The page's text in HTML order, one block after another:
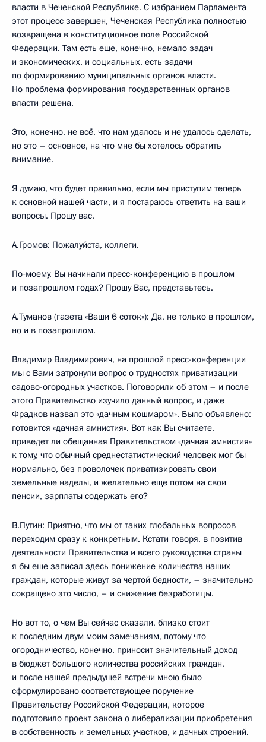
власти в Чеченской Республике. С избранием Парламента
этот процесс завершен, Чеченская Республика полностью
возвращена в конституционное поле Российской
Федерации. Там есть еще, конечно, немало задач
и экономических, и социальных, есть задачи
по формированию муниципальных органов власти.
Но проблема формирования государственных органов
власти решена.
Это, конечно, не всё, что нам удалось и не удалось сделать,
но это – основное, на что мне бы хотелось обратить
внимание.
Я думаю, что будет правильно, если мы приступим теперь
к основной нашей части, и я постараюсь ответить на ваши
вопросы. Прошу вас.
A.Громов: Пожалуйста, коллеги.
По‑моему, Вы начинали пресс-конференцию в прошлом
и позапрошлом годах? Прошу Вас, представьтесь.
А.Туманов (газета «Ваши 6 соток»): Да, не только в прошлом,
но и в позапрошлом.
Владимир Владимирович, на прошлой пресс-конференции
мы с Вами затронули вопрос о трудностях приватизации
садово-огородных участков. Поговорили об этом – и после
этого Правительство изучило данный вопрос, и даже
Фрадков назвал это «дачным кошмаром». Было объявлено:
готовится «дачная амнистия». Вот как Вы считаете,
приведет ли обещанная Правительством «дачная амнистия»
к тому, что обычный среднестатистический человек мог бы
нормально, без проволочек приватизировать свои
земельные наделы, и желательно еще потом на свои
пенсии, зарплаты содержать его?
В.Путин: Приятно, что мы от таких глобальных вопросов
переходим сразу к конкретным. Кстати говоря, в позитив
деятельности Правительства и всего руководства страны
я бы еще записал здесь понижение количества наших
граждан, которые живут за чертой бедности, – значительно
сокращено это число, – и снижение безработицы.
Но вот то, о чем Вы сейчас сказали, близко стоит
к последним двум моим замечаниям, потому что
огородничество, конечно, приносит значительный доход
в бюджет большого количества российских граждан,
и после нашей предыдущей встречи мною было
сформулировано соответствующее поручение
Правительству Российской Федерации, которое
подготовило проект закона о либерализации приобретения
в собственность и земельных участков, и дачных строений.